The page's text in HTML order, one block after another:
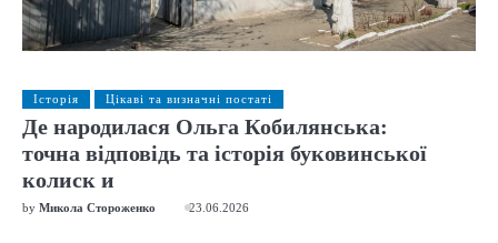
Історія Цікаві та визначні постаті
Де народилася Ольга Кобилянська:
точна відповідь та історія буковинської
колиск и
by Микола Стороженко 23.06.2026